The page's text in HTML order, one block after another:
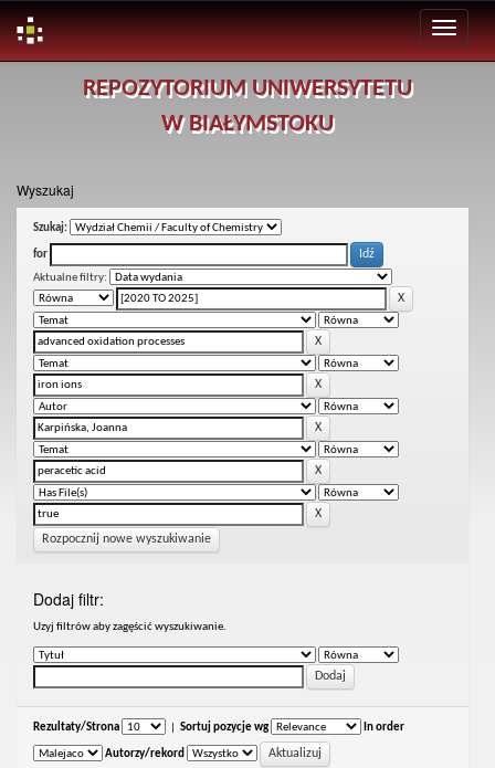
REPOZYTORIUM UNIWERSYTETU
W BIAŁYMSTOKU
Wyszukaj
Szukaj:
for
Aktualne filtry:
Rozpocznij nowe wyszukiwanie
Dodaj filtr:
Uzyj filtrów aby zagęścić wyszukiwanie.
Rezultaty/Strona Sortuj pozycje wg In order
Autorzy/rekord